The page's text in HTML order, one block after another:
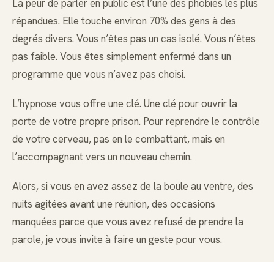
La peur de parler en public est l’une des phobies les plus
répandues. Elle touche environ 70% des gens à des
degrés divers. Vous n’êtes pas un cas isolé. Vous n’êtes
pas faible. Vous êtes simplement enfermé dans un
programme que vous n’avez pas choisi.
L’hypnose vous offre une clé. Une clé pour ouvrir la
porte de votre propre prison. Pour reprendre le contrôle
de votre cerveau, pas en le combattant, mais en
l’accompagnant vers un nouveau chemin.
Alors, si vous en avez assez de la boule au ventre, des
nuits agitées avant une réunion, des occasions
manquées parce que vous avez refusé de prendre la
parole, je vous invite à faire un geste pour vous.